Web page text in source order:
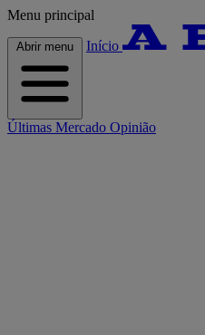
Menu principal
Abrir menu Início
Últimas Mercado Opinião